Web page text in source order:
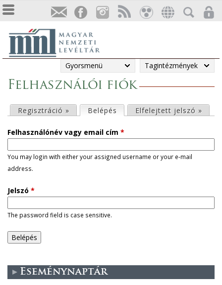
Gyorsmenü Tagintézmények
Felhasználói fiók
l
s
ő
d
l
e
e
Regisztráció » Belépés (aktív fül)Elfelejtett jelszó »
Felhasználónév vagy email cím *
You may login with either your assigned username or your e-mail
address.
Jelszó *
The password field is case sensitive.
Eseménynaptár